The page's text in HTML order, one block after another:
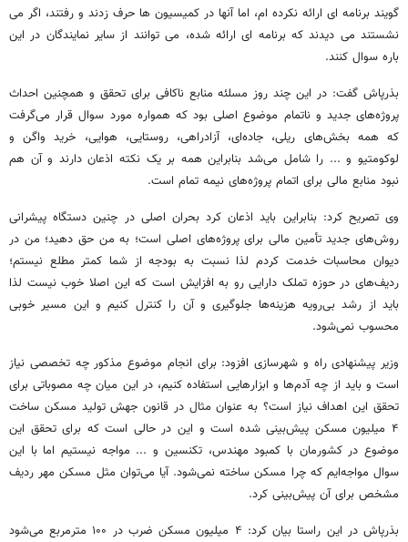
گویند برنامه ای ارائه نکرده ام، اما آنها در کمیسیون ها حرف زدند و رفتند، اگر می
نشستند می دیدند که برنامه ای ارائه شده، می توانند از سایر نمایندگان در این
باره سوال کنند.
بذرپاش گفت: در این چند روز مسلئه منابع ناکافی برای تحقق و همچنین احداث
پروژه‌های جدید و ناتمام موضوع اصلی بود که همواره مورد سوال قرار می‌گرفت
که همه بخش‌های ریلی، جاده‌ای، آزادراهی، روستایی، هوایی، خرید واگن و
لوکومتیو و ... را شامل می‌شد بنابراین همه بر یک نکته اذعان دارند و آن هم
نبود منابع مالی برای اتمام پروژه‌های نیمه تمام است.
وی تصریح کرد: بنابراین باید اذعان کرد بحران اصلی در چنین دستگاه پیشرانی
روش‌های جدید تأمین مالی برای پروژه‌های اصلی است؛ به من حق دهید؛ من در
دیوان محاسبات خدمت کردم لذا نسبت به بودجه از شما کمتر مطلع نیستم؛
ردیف‌های در حوزه تملک دارایی رو به افزایش است که این اصلا خوب نیست لذا
باید از رشد بی‌رویه هزینه‌ها جلوگیری و آن را کنترل کنیم و این مسیر خوبی
محسوب نمی‌شود.
وزیر پیشنهادی راه و شهرسازی افزود: برای انجام موضوع مذکور چه تخصصی نیاز
است و باید از چه آدم‌ها و ابزارهایی استفاده کنیم، در این میان چه مصوباتی برای
تحقق این اهداف نیاز است؟ به عنوان مثال در قانون جهش تولید مسکن ساخت
۴ میلیون مسکن پیش‌بینی شده است و این در حالی است که برای تحقق این
موضوع در کشورمان با کمبود مهندس، تکنسین و ... مواجه نیستیم اما با این
سوال مواجه‌ایم که چرا مسکن ساخته نمی‌شود. آیا می‌توان مثل مسکن مهر ردیف
مشخص برای آن پیش‌بینی کرد.
بذرپاش در این راستا بیان کرد: ۴ میلیون مسکن ضرب در ۱۰۰ مترمربع می‌شود